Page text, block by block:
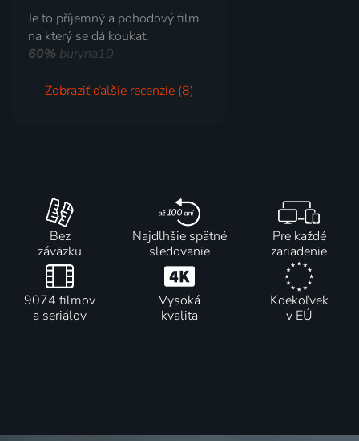
Je to příjemný a pohodový film
na který se dá koukat.
60% buryna10
Zobraziť ďalšie recenzie (8)
Bez
záväzku
Najdlhšie spätné
sledovanie
Pre každé
zariadenie
9074 filmov
a seriálov
Vysoká
kvalita
Kdekoľvek
v EÚ